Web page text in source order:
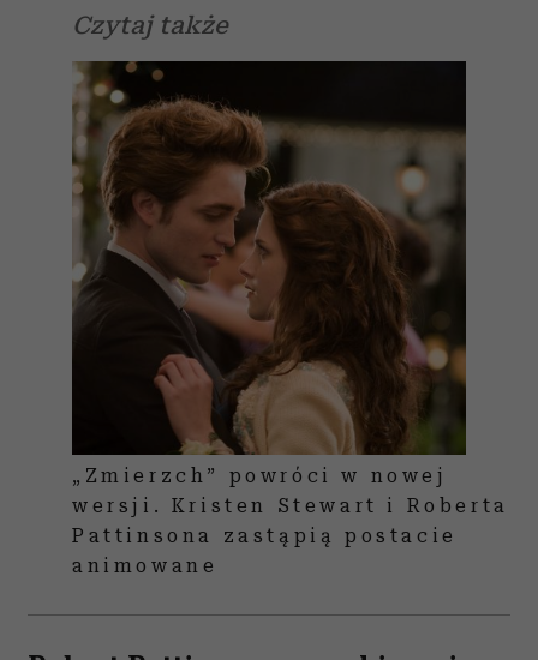
Czytaj także
„Zmierzch” powróci w nowej
wersji. Kristen Stewart i Roberta
Pattinsona zastąpią postacie
animowane